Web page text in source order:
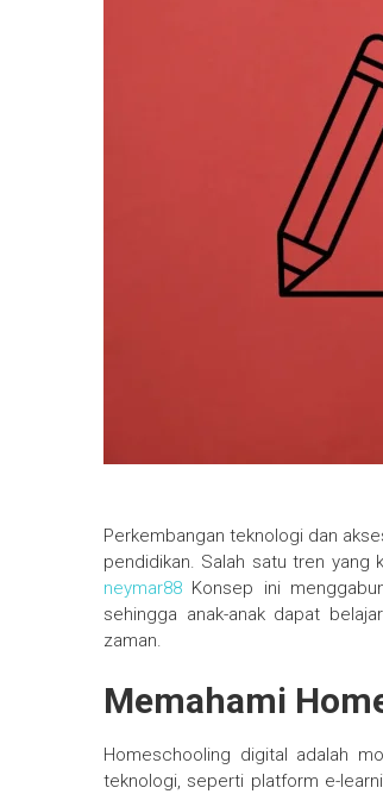
Perkembangan teknologi dan
pendidikan. Salah satu tren yang
neymar88 Konsep ini
sehingga anak-anak dapat
zaman.
Memahami
Homeschooling digital adalah
teknologi, seperti platform e-